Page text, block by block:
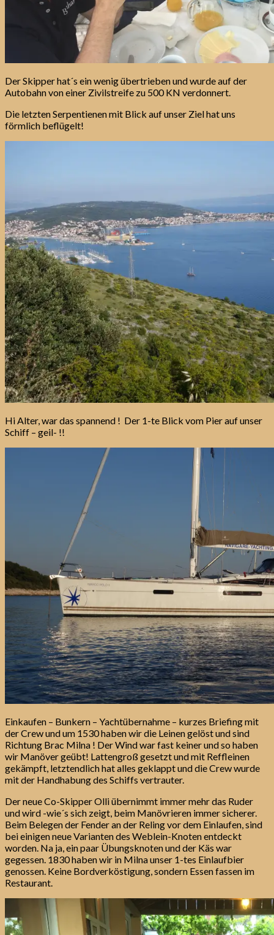
Der Skipper hat´s ein wenig übertrieben und wurde auf der
Autobahn von einer Zivilstreife zu 500 KN verdonnert.
Die letzten Serpentienen mit Blick auf unser Ziel hat uns
förmlich beflügelt!
Hi Alter, war das spannend ! Der 1-te Blick vom Pier auf unser
Schiff – geil- !!
Einkaufen – Bunkern – Yachtübernahme – kurzes Briefing mit
der Crew und um 1530 haben wir die Leinen gelöst und sind
Richtung Brac Milna ! Der Wind war fast keiner und so haben
wir Manöver geübt! Lattengroß gesetzt und mit Reffleinen
gekämpft, letztendlich hat alles geklappt und die Crew wurde
mit der Handhabung des Schiffs vertrauter.
Der neue Co-Skipper Olli übernimmt immer mehr das Ruder
und wird -wie´s sich zeigt, beim Manövrieren immer sicherer.
Beim Belegen der Fender an der Reling vor dem Einlaufen, sind
bei einigen neue Varianten des Weblein-Knoten entdeckt
worden. Na ja, ein paar Übungsknoten und der Käs war
gegessen. 1830 haben wir in Milna unser 1-tes Einlaufbier
genossen. Keine Bordverköstigung, sondern Essen fassen im
Restaurant.